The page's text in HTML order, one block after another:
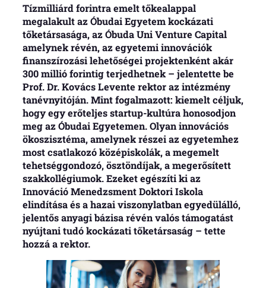
Tízmilliárd forintra emelt tőkealappal
megalakult az Óbudai Egyetem kockázati
tőketársasága, az Óbuda Uni Venture Capital
amelynek révén, az egyetemi innovációk
finanszírozási lehetőségei projektenként akár
300 millió forintig terjedhetnek – jelentette be
Prof. Dr. Kovács Levente rektor az intézmény
tanévnyitóján. Mint fogalmazott: kiemelt céljuk,
hogy egy erőteljes startup-kultúra honosodjon
meg az Óbudai Egyetemen. Olyan innovációs
ökoszisztéma, amelynek részei az egyetemhez
most csatlakozó középiskolák, a megemelt
tehetséggondozó, ösztöndíjak, a megerősített
szakkollégiumok. Ezeket egészíti ki az
Innováció Menedzsment Doktori Iskola
elindítása és a hazai viszonylatban egyedülálló,
jelentős anyagi bázisa révén valós támogatást
nyújtani tudó kockázati tőketársaság – tette
hozzá a rektor.